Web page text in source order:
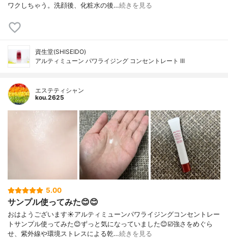
ワクしちゃう。洗顔後、化粧水の後…続きを見る
資生堂(SHISEIDO)
アルティミューン パワライジング コンセントレート III
エステティシャン
kou.2625
5.00
サンプル使ってみた😊😊
おはようございます☀アルティミューンパワライジングコンセントレー
トサンプル使ってみた😊ずっと気になっていました😊☑️強さをめぐら
せ、紫外線や環境ストレスによる乾…続きを見る